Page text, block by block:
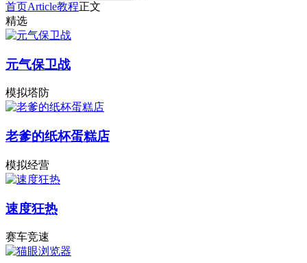
首页Article教程正文
精选
元气保卫战
模拟塔防
老爹的纸杯蛋糕店
模拟经营
速度狂热
赛车竞速